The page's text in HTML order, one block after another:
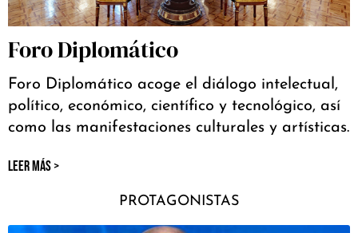
Foro Diplomático
Foro Diplomático acoge el diálogo intelectual,
político, económico, científico y tecnológico, así
como las manifestaciones culturales y artísticas.
LEER MÁS >
PROTAGONISTAS